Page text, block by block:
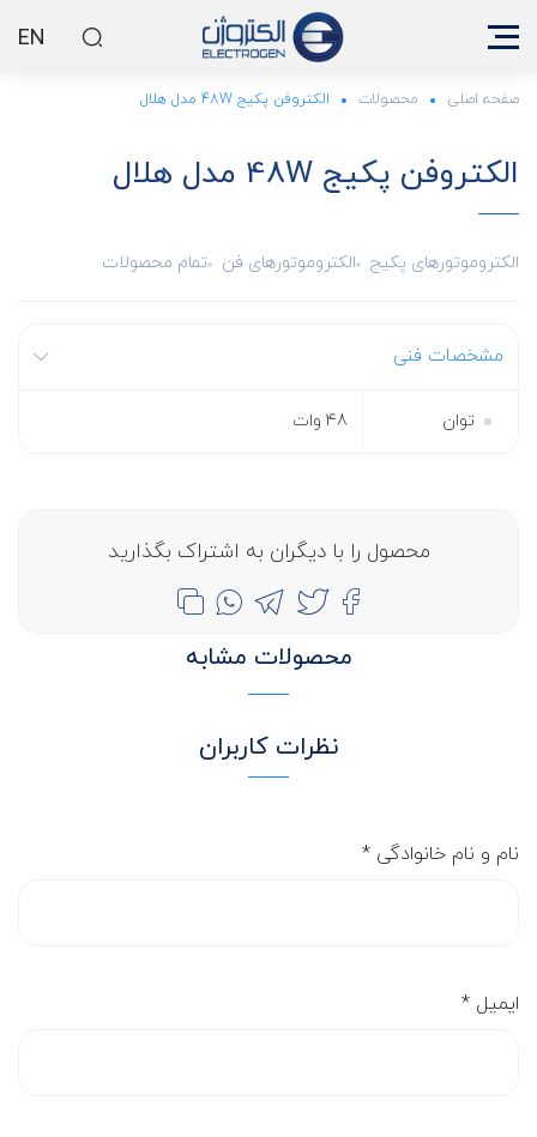
EN
صفحه اصلی محصولات الکتروفن پکیج 48W مدل هلال
الکتروفن پکیج 48W مدل هلال
الکتروموتورهای پکیج الکتروموتورهای فن تمام محصولات
مشخصات فنی
توان 48 وات
محصول را با دیگران به اشتراک بگذارید
محصولات مشابه
نظرات کاربران
نام و نام خانوادگی *
ایمیل *